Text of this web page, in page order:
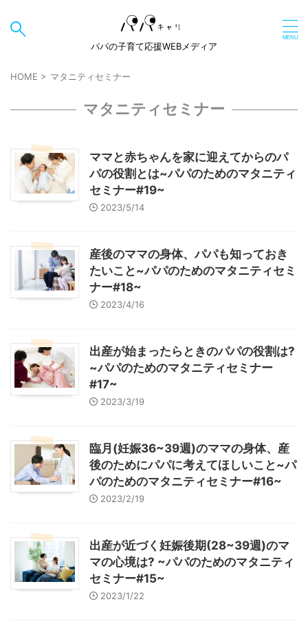
パパの子育て応援WEBメディア
HOME > マタニティセミナー
マタニティセミナー
ママと赤ちゃんを家に迎えてからのパ
パの役割とは~パパのためのマタニティ
セミナー#19~
2023/5/14
産後のママの身体、パパも知っておき
たいこと~パパのためのマタニティセミ
ナー#18~
2023/4/16
出産が始まったらときのパパの役割は?
~パパのためのマタニティセミナー
#17~
2023/3/19
臨月(妊娠36~39週)のママの身体、産
後のためにパパに考えてほしいこと~パ
パのためのマタニティセミナー#16~
2023/2/19
出産が近づく妊娠後期(28~39週)のマ
マの心境は? ~パパのためのマタニティ
セミナー#15~
2023/1/22